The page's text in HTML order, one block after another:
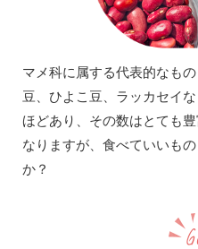
マメ科に属する代表的なも
豆、ひよこ豆、ラッカセイ
ほどあり、その数はとても
なりますが、食べていいも
か？